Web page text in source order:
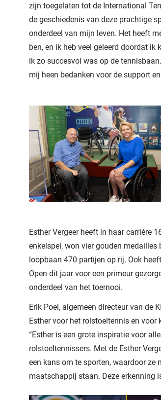
zijn toegelaten tot de International
de geschiedenis van deze prachtige
onderdeel van mijn leven. Het heeft
ben, en ik heb veel geleerd doordat
ik zo succesvol was op de
mij heen bedanken voor de support
Esther Vergeer heeft in haar carrière
enkelspel, won vier gouden
loopbaan 470 partijen op rij. Ook
Open dit jaar voor een primeur
onderdeel van het toernooi.
Erik Poel, algemeen directeur van de
Esther voor het rolstoeltennis en
“Esther is een grote inspiratie voor
rolstoeltennissers. Met de Esther
een kans om te sporten, waardoor ze
maatschappij staan. Deze erkenning